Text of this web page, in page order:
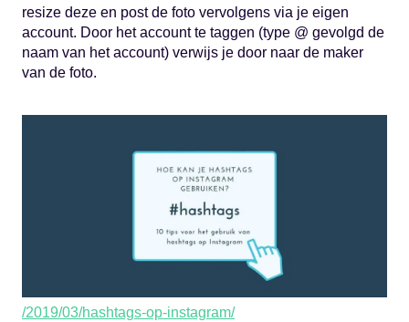
resize deze en post de foto vervolgens via je eigen
account. Door het account te taggen (type @ gevolgd de
naam van het account) verwijs je door naar de maker
van de foto.
/2019/03/hashtags-op-instagram/